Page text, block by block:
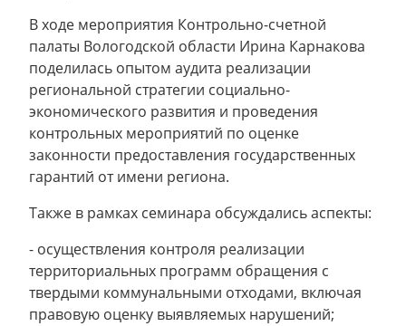
В ходе мероприятия Контрольно-счетной
палаты Вологодской области Ирина Карнакова
поделилась опытом аудита реализации
региональной стратегии социально-
экономического развития и проведения
контрольных мероприятий по оценке
законности предоставления государственных
гарантий от имени региона.
Также в рамках семинара обсуждались аспекты:
- осуществления контроля реализации
территориальных программ обращения с
твердыми коммунальными отходами, включая
правовую оценку выявляемых нарушений;